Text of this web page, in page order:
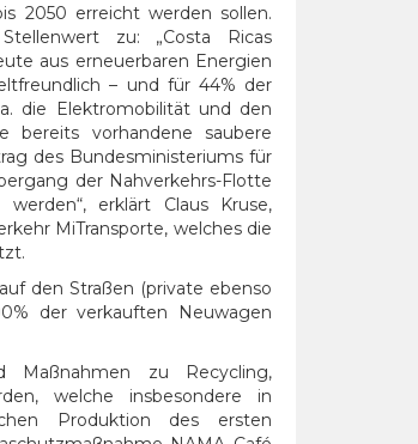
2050 erreicht werden sollen.
zu: „Costa Ricas
aus erneuerbaren Energien
– und für 44% der
die Elektromobilität und den
bereits vorhandene saubere
des Bundesministeriums für
der Nahverkehrs-Flotte
erklärt Claus Kruse,
MiTransporte, welches die
den Straßen (private ebenso
der verkauften Neuwagen
Maßnahmen zu Recycling,
welche insbesondere in
Produktion des ersten